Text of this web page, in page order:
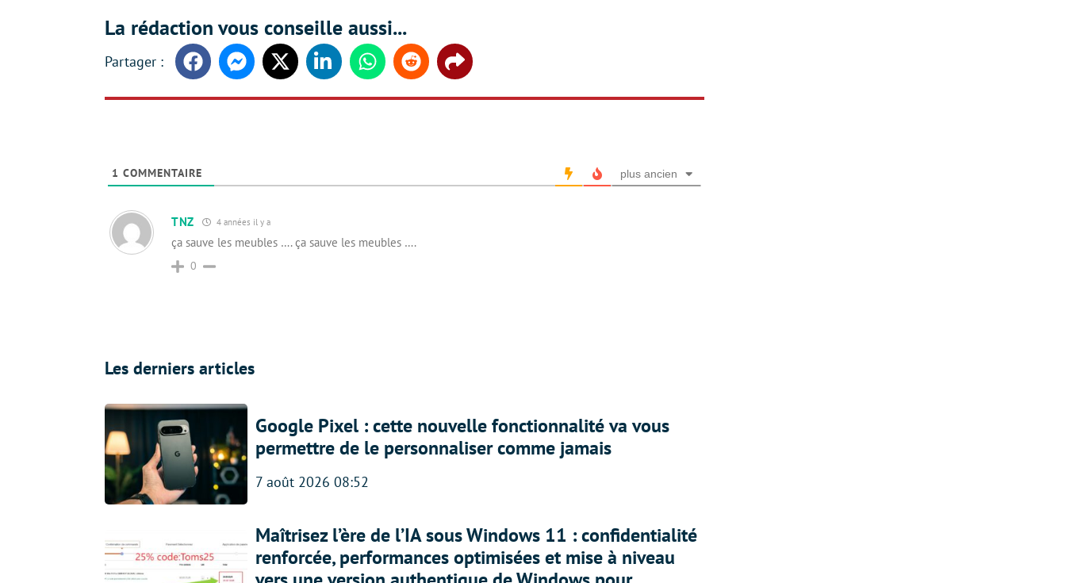
La rédaction vous conseille aussi...
FacebookMessengerTwitter LinkedinWhatsappReddit Share
1 COMMENTAIRE plus ancien
TNZ 4 années il y a
ça sauve les meubles …. ça sauve les meubles ….
0
Les derniers articles
Google Pixel : cette nouvelle fonctionnalité va vous
permettre de le personnaliser comme jamais
7 août 2026 08:52
Maîtrisez l’ère de l’IA sous Windows 11 : confidentialité
renforcée, performances optimisées et mise à niveau